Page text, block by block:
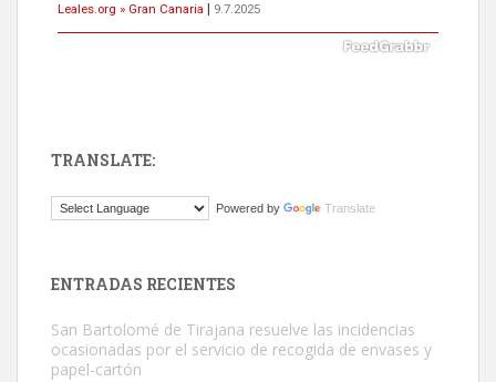
Leales.org » Gran Canaria
9.7.2025
El ayuntamiento se va a llevar a Los Gatos callejeros de la zona los
TRANSLATE:
Powered by Translate
ENTRADAS RECIENTES
San Bartolomé de Tirajana resuelve las incidencias
ocasionadas por el servicio de recogida de envases y
papel-cartón